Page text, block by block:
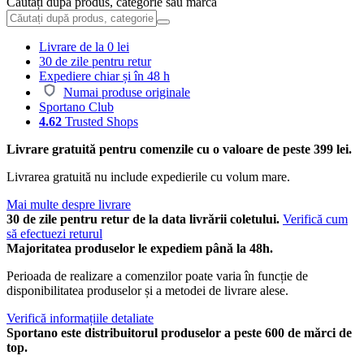
Livrare de la 0 lei
30 de zile pentru retur
Expediere chiar și în 48 h
Numai produse originale
Sportano Club
4.62 Trusted Shops
Livrare gratuită pentru comenzile cu o valoare de peste 399 lei.
Livrarea gratuită nu include expedierile cu volum mare.
Mai multe despre livrare
30 de zile pentru retur de la data livrării coletului. Verifică cum
să efectuezi returul
Majoritatea produselor le expediem până la 48h.
Perioada de realizare a comenzilor poate varia în funcție de
disponibilitatea produselor și a metodei de livrare alese.
Verifică informațiile detaliate
Sportano este distribuitorul produselor a peste 600 de mărci de
top.